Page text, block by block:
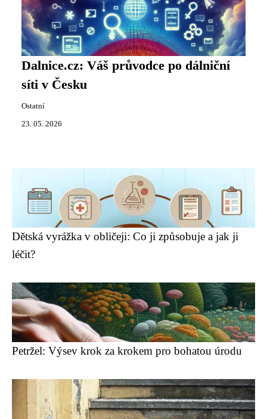
Dalnice.cz: Váš průvodce po dálniční
síti v Česku
Ostatní
23. 05. 2026
Dětská vyrážka v obličeji: Co ji způsobuje a jak ji
léčit?
Petržel: Výsev krok za krokem pro bohatou úrodu